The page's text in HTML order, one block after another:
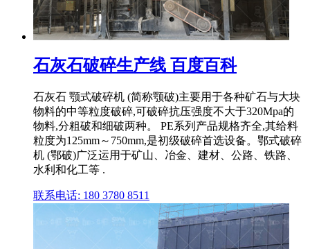
石灰石破碎生产线 百度百科
石灰石 颚式破碎机 (简称颚破)主要用于各种矿石与大块
物料的中等粒度破碎,可破碎抗压强度不大于320Mpa的
物料,分粗破和细破两种。 PE系列产品规格齐全,其给料
粒度为125mm～750mm,是初级破碎首选设备。鄂式破碎
机 (鄂破)广泛运用于矿山、冶金、建材、公路、铁路、
水利和化工等 .
联系电话: 180 3780 8511